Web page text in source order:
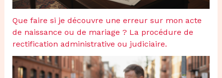
Que faire si je découvre une erreur sur mon acte
de naissance ou de mariage ? La procédure de
rectification administrative ou judiciaire.